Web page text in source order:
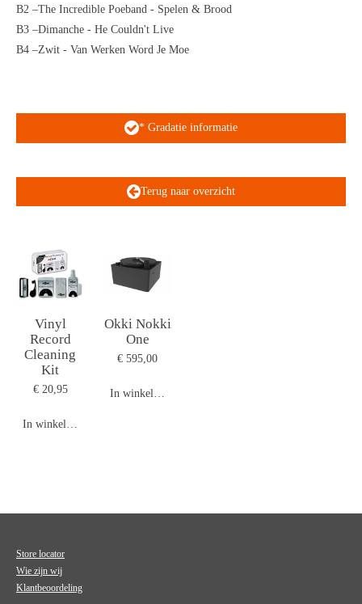
B2 –The Incredible Poeband - Spelen & Brood
B3 –Dimanche - He Couldn't Live
B4 –Zwit - Van Werken Word Je Moe
* Gradatie informatie
Terug naar overzicht
Vinyl
Record
Cleaning
Kit
€ 20,95
In winkelwagen
Okki Nokki
One
€ 595,00
In winkelwagen
Store locator
Wie zijn wij
Klantbeoordeling